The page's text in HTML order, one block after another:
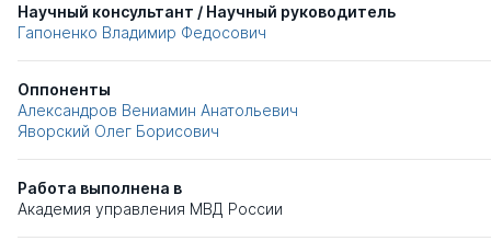
Научный консультант / Научный руководитель
Гапоненко Владимир Федосович
Оппоненты
Александров Вениамин Анатольевич
Яворский Олег Борисович
Работа выполнена в
Академия управления МВД России